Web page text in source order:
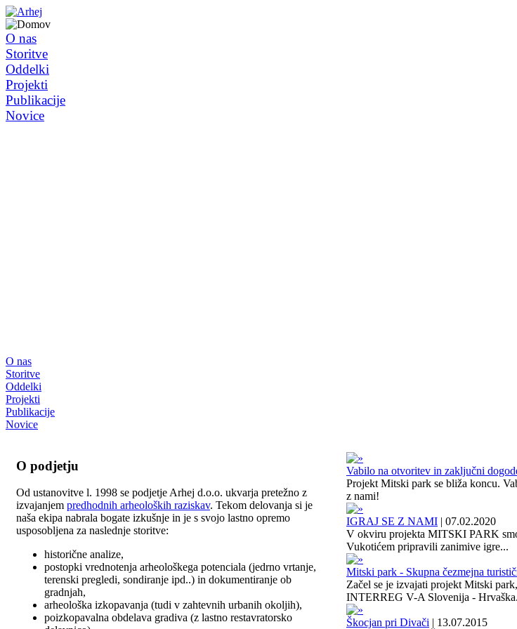
O nas
Storitve
Oddelki
Projekti
Publikacije
Novice
O nas
Storitve
Oddelki
Projekti
Publikacije
Novice
O podjetju
Od ustanovitve l. 1998 se podjetje Arhej d.o.o. ukvarja pretežno z
izvajanjem predhodnih arheoloških raziskav. Tekom delovanja si je
naša ekipa nabrala bogate izkušnje in je s svojo lastno opremo
usposobljena za naslednje storitve:
historične analize,
postopki vrednotenja arheološkega potenciala (jedrno vrtanje,
terenski pregledi, sondiranje ipd..) in dokumentiranje ob
gradnjah,
arheološka izkopavanja (tudi v zahtevnih urbanih okoljih),
poizkopavalna obdelava gradiva (z lastno restavratorsko
Vabilo na otvoritev in zaključni
Projekt Mitski park se bliža koncu.
z nami!
IGRAJ SE Z NAMI | 07.02.2020
V okviru projekta MITSKI PARK
Vukotićem pripravili zanimive igre...
Mitski park - Skupna čezmejna
Začel se je izvajati projekt Mitski
INTERREG V-A Slovenija - Hrvaška.
Škocjan pri Divači | 13.07.2015